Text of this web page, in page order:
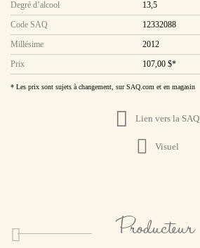
Degré d’alcool 13,5
Code SAQ 12332088
Millésime 2012
Prix 107,00 $*
* Les prix sont sujets à changement, sur SAQ.com et en magasin
Lien vers la SAQ
Visuel
Producteur